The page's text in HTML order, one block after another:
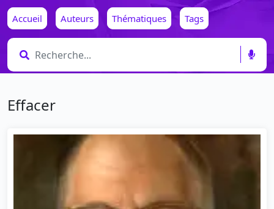
Accueil Auteurs Thématiques Tags
Effacer